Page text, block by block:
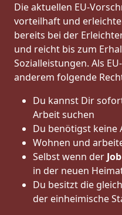
Die aktuellen EU-
vorteilhaft und
bereits bei der
und reicht bis zum
Sozialleistungen. Als
anderem folgende
Du kannst Dir
Arbeit suchen
Du benötigst keine
Wohnen und
Selbst wenn der Job
in der neuen
Du besitzt die
der einheimische